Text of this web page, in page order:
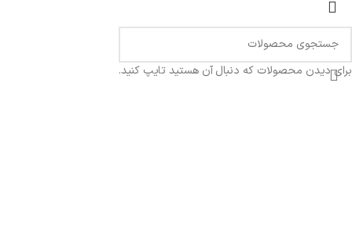
برای دیدن محصولات که دنبال آن هستید تایپ کنید.